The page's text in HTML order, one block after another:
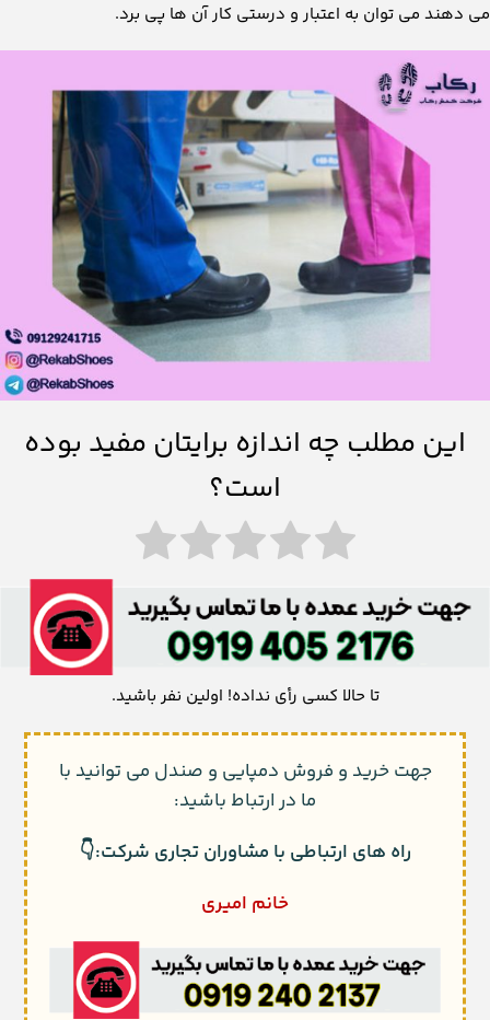
می دهند می توان به اعتبار و درستی کار آن ها پی برد.
این مطلب چه اندازه برایتان مفید بوده
است؟
تا حالا کسی رأی نداده! اولین نفر باشید.
جهت خرید و فروش دمپایی و صندل می توانید با
ما در ارتباط باشید:
راه های ارتباطی با مشاوران تجاری شرکت:👇
خانم امیری